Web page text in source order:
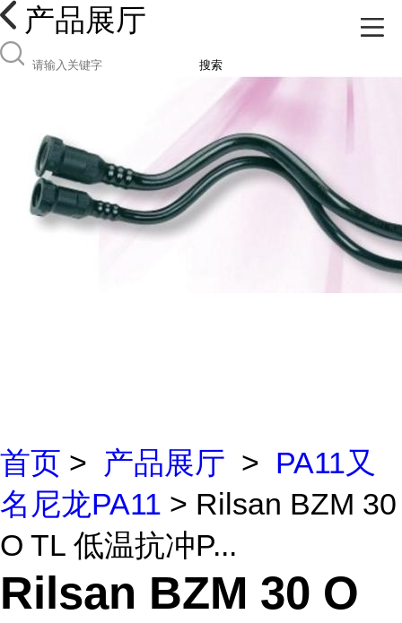
产品展厅
搜索
首页 > 产品展厅 > PA11又
名尼龙PA11 > Rilsan BZM 30
O TL 低温抗冲P...
Rilsan BZM 30 O